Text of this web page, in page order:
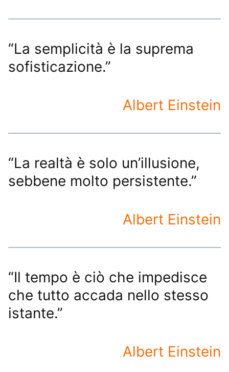
“La semplicità è la suprema
sofisticazione.”
Albert Einstein
“La realtà è solo un’illusione,
sebbene molto persistente.”
Albert Einstein
“Il tempo è ciò che impedisce
che tutto accada nello stesso
istante.”
Albert Einstein